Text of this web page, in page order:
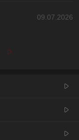
09.07.2026